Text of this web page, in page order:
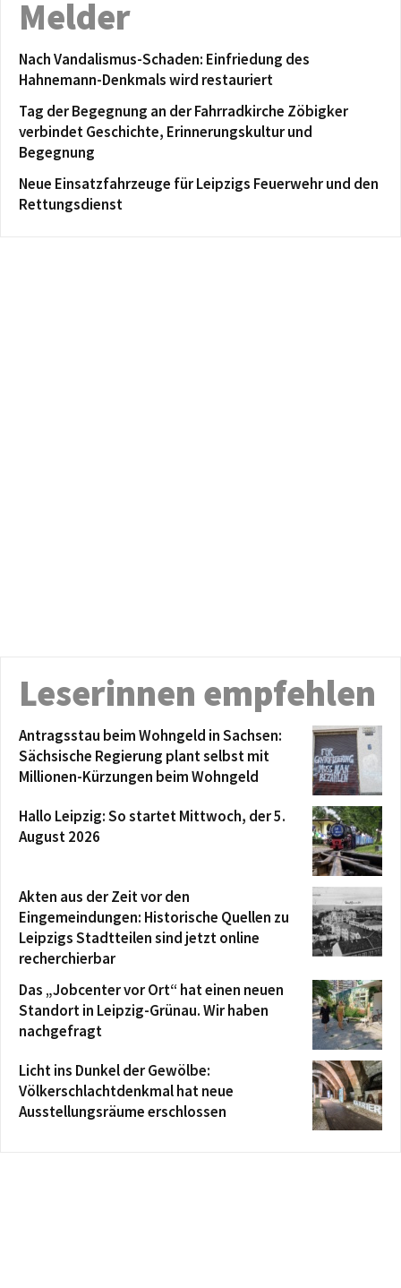
Melder
Nach Vandalismus-Schaden: Einfriedung des
Hahnemann-Denkmals wird restauriert
Tag der Begegnung an der Fahrradkirche Zöbigker
verbindet Geschichte, Erinnerungskultur und
Begegnung
Neue Einsatzfahrzeuge für Leipzigs Feuerwehr und den
Rettungsdienst
Leserinnen empfehlen
Antragsstau beim Wohngeld in Sachsen:
Sächsische Regierung plant selbst mit
Millionen-Kürzungen beim Wohngeld
Hallo Leipzig: So startet Mittwoch, der 5.
August 2026
Akten aus der Zeit vor den
Eingemeindungen: Historische Quellen zu
Leipzigs Stadtteilen sind jetzt online
recherchierbar
Das „Jobcenter vor Ort“ hat einen neuen
Standort in Leipzig-Grünau. Wir haben
nachgefragt
Licht ins Dunkel der Gewölbe:
Völkerschlachtdenkmal hat neue
Ausstellungsräume erschlossen